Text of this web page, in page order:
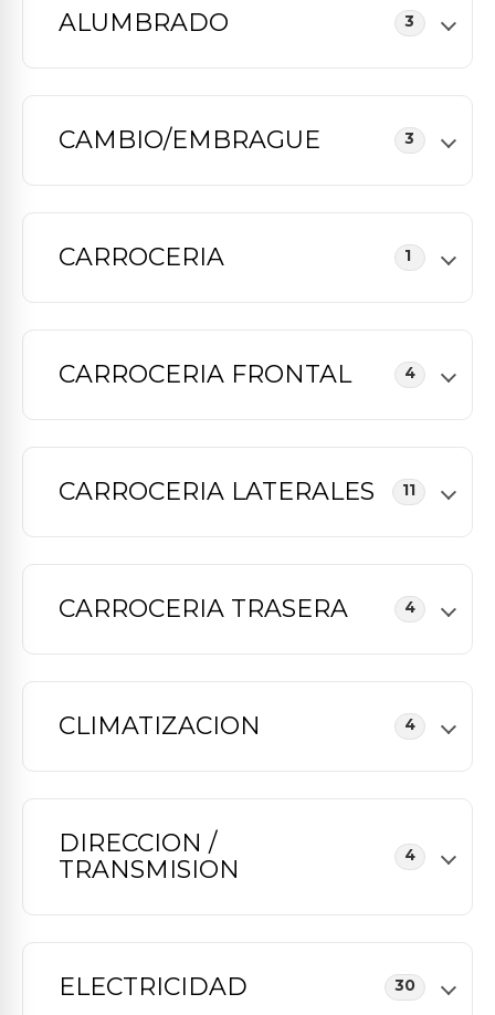
ALUMBRADO 3
CAMBIO/EMBRAGUE 3
CARROCERIA 1
CARROCERIA FRONTAL 4
CARROCERIA LATERALES 11
CARROCERIA TRASERA 4
CLIMATIZACION 4
DIRECCION /
TRANSMISION
4
ELECTRICIDAD 30